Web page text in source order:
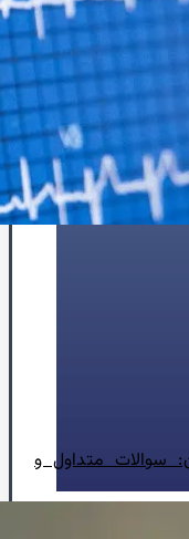
سوالات متداول و